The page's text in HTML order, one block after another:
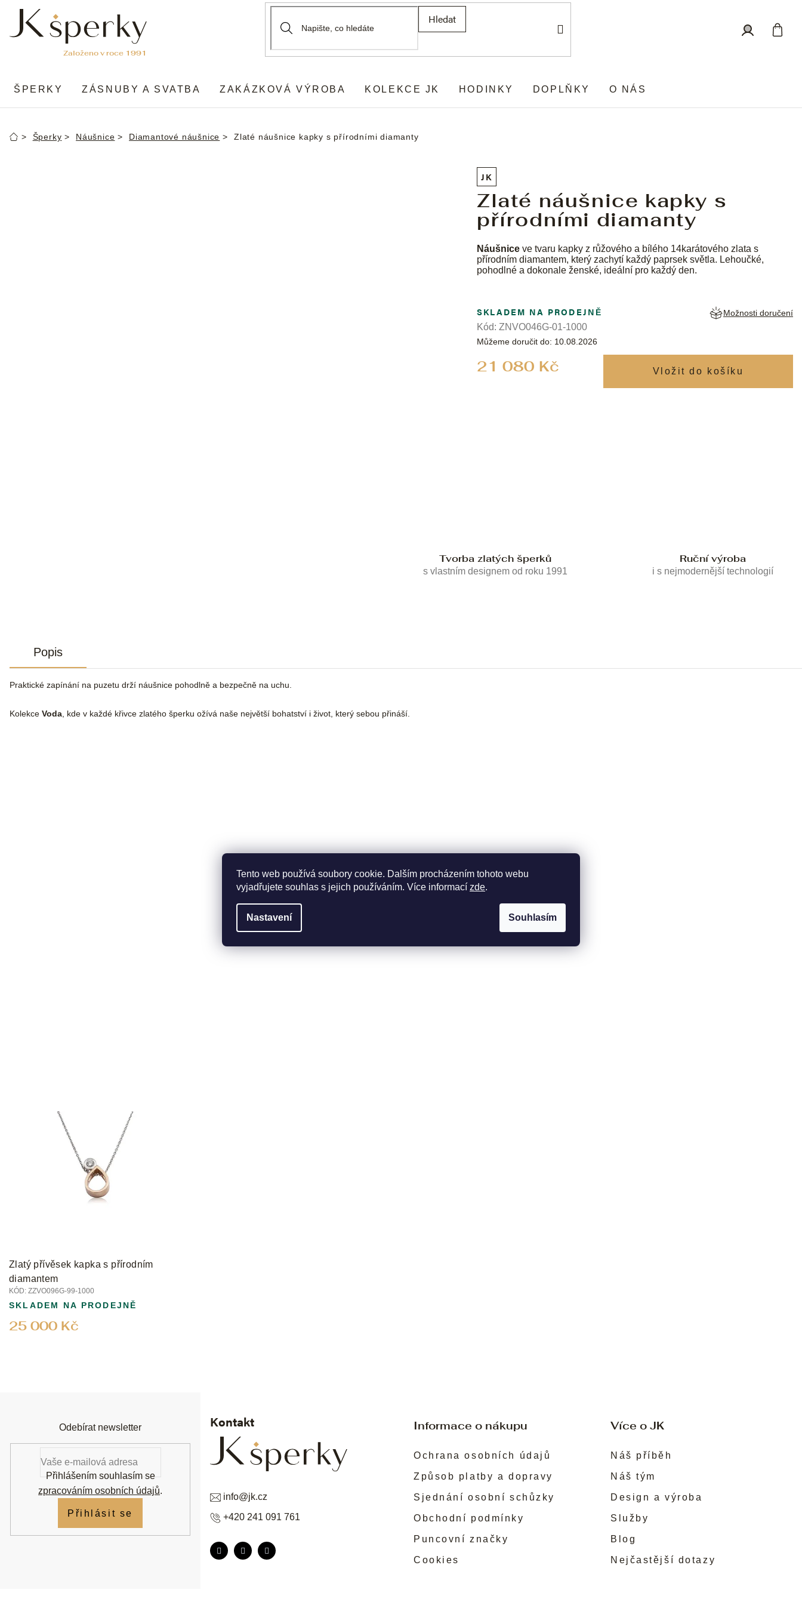
Tento web používá soubory cookie. Dalším procházením tohoto webu
vyjadřujete souhlas s jejich používáním. Více informací zde.
Nastavení Souhlasím
obsah
Hledat
ŠPERKY ZÁSNUBY A SVATBA ZAKÁZKOVÁ VÝROBA KOLEKCE JK HODINKY DOPLŇKY O NÁS
DomůŠperky Náušnice Diamantové náušnice Zlaté náušnice kapky s přírodními diamanty
JK
Zlaté náušnice kapky s
přírodními diamanty
Náušnice ve tvaru kapky z růžového a bílého 14karátového zlata s
přírodním diamantem, který zachytí každý paprsek světla. Lehoučké,
pohodlné a dokonale ženské, ideální pro každý den.
21 080 Kč
SKLADEM NA PRODEJNĚ
Můžeme doručit do: 10.08.2026
Možnosti doručení
Kód: ZNVO046G-01-1000
Tvorba zlatých šperků
s vlastním designem od roku 1991
Ruční výroba
i s nejmodernější technologií
Popis
Praktické zapínání na puzetu drží náušnice pohodlně a bezpečně na uchu.
Kolekce Voda , kde v každé křivce zlatého šperku ožívá naše největší bohatství i život, který sebou přináší.
Zlatý přívěsek kapka s přírodním
diamantem
KÓD: ZZVO096G-99-1000
25 000 Kč
SKLADEM NA PRODEJNĚ
Informace o nákupu
Ochrana osobních údajů
Způsob platby a dopravy
Sjednání osobní schůzky
Obchodní podmínky
Puncovní značky
Cookies
Více o JK
Náš příběh
Náš tým
Design a výroba
Služby
Blog
Nejčastější dotazy
Kontakt
info@jk.cz
+420 241 091 761
Odebírat newsletter
Přihlášením souhlasím se
zpracováním osobních údajů.
Přihlásit se